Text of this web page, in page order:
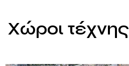
Χώροι τέχνης